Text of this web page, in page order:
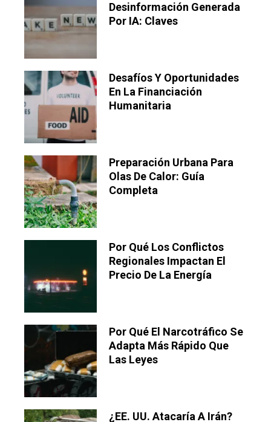
Desinformación Generada
Por IA: Claves
Desafíos Y Oportunidades
En La Financiación
Humanitaria
Preparación Urbana Para
Olas De Calor: Guía
Completa
Por Qué Los Conflictos
Regionales Impactan El
Precio De La Energía
Por Qué El Narcotráfico Se
Adapta Más Rápido Que
Las Leyes
¿EE. UU. Atacaría A Irán?